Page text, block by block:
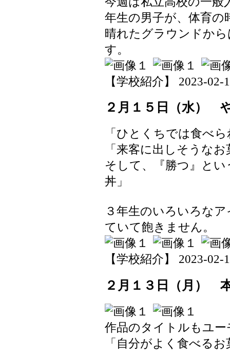
年生の男子が、体育
晴れたグラウンドか
す。
【学校紹介】 2023-02-
２月１５日（水）
「ひとくちでは食べ
「来客に出しそうなお
そして、『勝つ』と
丼」
３年生のいろいろな
ていて飽きません。
【学校紹介】 2023-02-
２月１３日（月）
作品のタイトルもユ
「自分がよく食べる